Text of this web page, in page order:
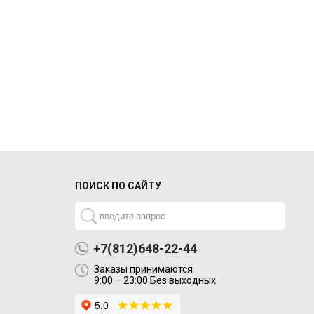
ПОИСК ПО САЙТУ
+7(812)648-22-44
Заказы принимаются
9:00 – 23:00 Без выходных